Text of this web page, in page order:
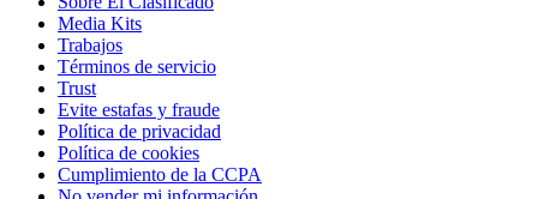
Media Kits
Trabajos
Términos de servicio
Trust
Evite estafas y fraude
Política de privacidad
Política de cookies
Cumplimiento de la CCPA